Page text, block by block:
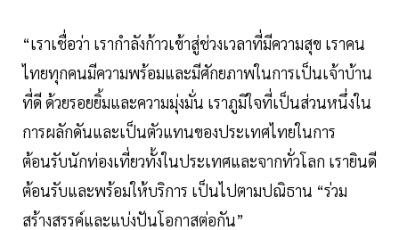
“เราเชื่อว่า เรากำลังก้าวเข้าสู่ช่วงเวลาที่มีความสุข เราคน
ไทยทุกคนมีความพร้อมและมีศักยภาพในการเป็นเจ้าบ้าน
ที่ดี ด้วยรอยยิ้มและความมุ่งมั่น เราภูมิใจที่เป็นส่วนหนึ่งใน
การผลักดันและเป็นตัวแทนของประเทศไทยในการ
ต้อนรับนักท่องเที่ยวทั้งในประเทศและจากทั่วโลก เรายินดี
ต้อนรับและพร้อมให้บริการ เป็นไปตามปณิธาน “ร่วม
สร้างสรรค์และแบ่งปันโอกาสต่อกัน”